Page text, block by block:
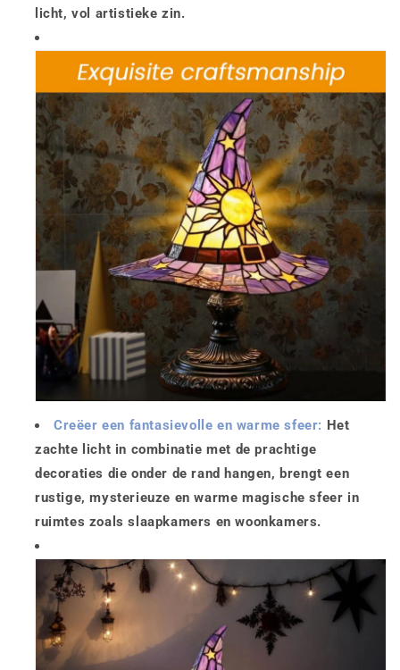
licht, vol artistieke zin.
Creëer een fantasievolle en warme sfeer: Het
zachte licht in combinatie met de prachtige
decoraties die onder de rand hangen, brengt een
rustige, mysterieuze en warme magische sfeer in
ruimtes zoals slaapkamers en woonkamers.